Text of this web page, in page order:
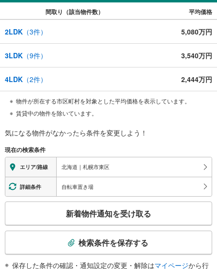
間取り（該当物件数） 平均価格
2LDK （3件） 5,080万円
3LDK （9件） 3,540万円
4LDK （2件） 2,444万円
物件が所在する市区町村を対象とした平均価格を表示しています。
賃貸中の物件を除いています。
気になる物件がなかったら条件を変更しよう！
現在の検索条件
エリア/路線 北海道｜札幌市東区
詳細条件 自転車置き場
検
新着物件通知を受け取る
検索条件を保存する
保存した条件の確認・通知設定の変更・解除はマイページから行